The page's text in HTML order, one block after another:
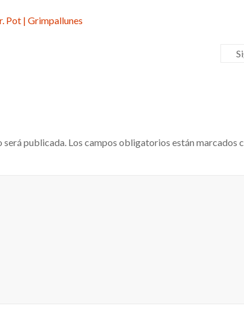
será publicada. Los campos obligatorios están marcados